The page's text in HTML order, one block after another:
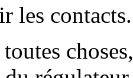
les contacts.